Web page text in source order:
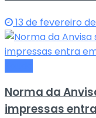
13 de fevereiro
Norma da
impressas